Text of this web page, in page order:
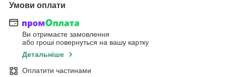
Умови оплати
Ви отримаєте замовлення
або гроші повернуться на вашу картку
Детальніше
Оплатити частинами